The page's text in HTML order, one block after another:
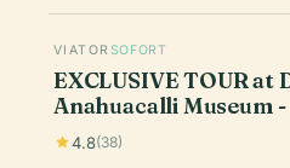
VIATOR SOFORT
EXCLUSIVE TOUR at
Anahuacalli Museum
4.8(38)